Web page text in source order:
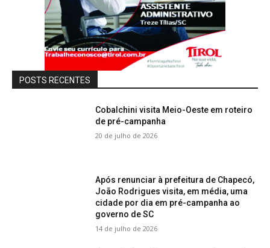
POSTS RECENTES
Cobalchini visita Meio-Oeste em roteiro
de pré-campanha
20 de julho de 2026
Após renunciar à prefeitura de Chapecó,
João Rodrigues visita, em média, uma
cidade por dia em pré-campanha ao
governo de SC
14 de julho de 2026